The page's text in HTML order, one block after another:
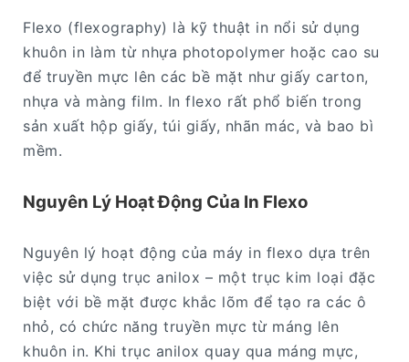
Flexo (flexography) là kỹ thuật in nổi sử dụng
khuôn in làm từ nhựa photopolymer hoặc cao su
để truyền mực lên các bề mặt như giấy carton,
nhựa và màng film. In flexo rất phổ biến trong
sản xuất hộp giấy, túi giấy, nhãn mác, và bao bì
mềm.
Nguyên Lý Hoạt Động Của In Flexo
Nguyên lý hoạt động của máy in flexo dựa trên
việc sử dụng trục anilox – một trục kim loại đặc
biệt với bề mặt được khắc lõm để tạo ra các ô
nhỏ, có chức năng truyền mực từ máng lên
khuôn in. Khi trục anilox quay qua máng mực,